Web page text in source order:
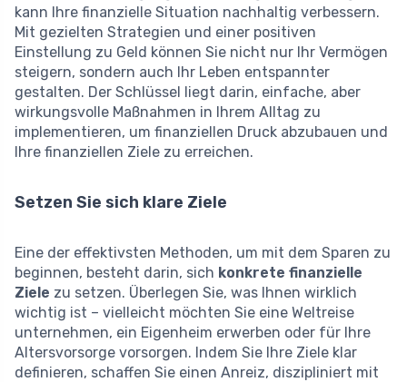
kann Ihre finanzielle Situation nachhaltig verbessern.
Mit gezielten Strategien und einer positiven
Einstellung zu Geld können Sie nicht nur Ihr Vermögen
steigern, sondern auch Ihr Leben entspannter
gestalten. Der Schlüssel liegt darin, einfache, aber
wirkungsvolle Maßnahmen in Ihrem Alltag zu
implementieren, um finanziellen Druck abzubauen und
Ihre finanziellen Ziele zu erreichen.
Setzen Sie sich klare Ziele
Eine der effektivsten Methoden, um mit dem Sparen zu
beginnen, besteht darin, sich konkrete finanzielle
Ziele zu setzen. Überlegen Sie, was Ihnen wirklich
wichtig ist – vielleicht möchten Sie eine Weltreise
unternehmen, ein Eigenheim erwerben oder für Ihre
Altersvorsorge vorsorgen. Indem Sie Ihre Ziele klar
definieren, schaffen Sie einen Anreiz, diszipliniert mit